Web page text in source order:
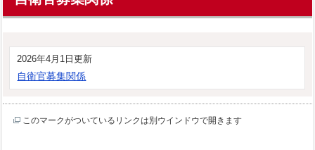
2026年4月1日更新
自衛官募集関係
このマークがついているリンクは別ウインドウで開きます